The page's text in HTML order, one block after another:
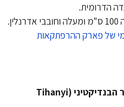
פארק ההרפתקאות
​5. חצי האי טיהאני והמנזר הבנדיקטיני (Tihanyi